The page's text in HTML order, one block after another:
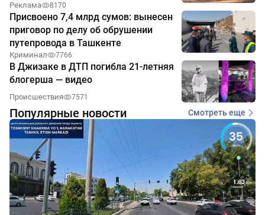
Реклама 8170
Присвоено 7,4 млрд сумов: вынесен
приговор по делу об обрушении
путепровода в Ташкенте
Криминал 7766
В Джизаке в ДТП погибла 21-летняя
блогерша — видео
Происшествия 7571
Популярные новости Смотреть еще